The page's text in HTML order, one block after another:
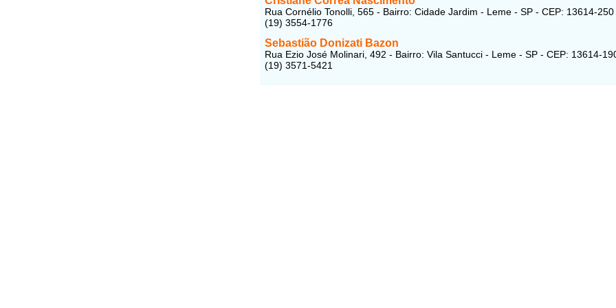
Rua Cornélio Tonolli, 565 - Bairro: Cidade Jardim - Leme - SP - CEP: 13614-250
(19) 3554-1776
Sebastião Donizati Bazon
Rua Ezio José Molinari, 492 - Bairro: Vila Santucci - Leme - SP - CEP: 13614-
(19) 3571-5421